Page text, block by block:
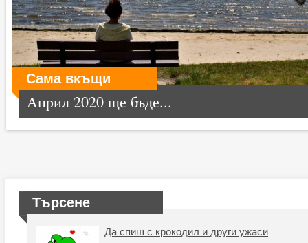
Сама вкъщи
Април 2020 ще бъде...
Търсене
Да спиш с крокодил и други ужаси